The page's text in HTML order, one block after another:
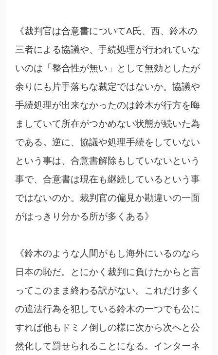
《裁判官は合意書についてA氏、西、鈴木の
三者による協議や、手続処理が行われていな
いのは「整合性が無い」として無効としたが
余りにも片手落ちな裁定ではないか。協議や
手続処理が出来なかったのは鈴木が行方を晦
ましていて所在がつかめない状態が続いた為
である。逆に、協議や処理手続をしていない
という事は、合意書解除もしていないという
事で、合意書は現在も継続しているという事
ではないのか。裁判官の偏見か勘違いの一面
がはっきり分かる所が多くある》
《鈴木のような人間がもし海外にいるのなら
日本の恥だ。とにかく裁判に負けたからと言
ってこのまま終わる訳がない。これだけ多く
の違法行為を犯している鈴木の一つでも公に
すれば他もドミノ倒しの様に次から次へと公
然化して罰せられることになる。インターネ